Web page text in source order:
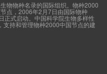
物物种名录的国际组织。物种2000
点，2006年2月7日由国际物种
式启动。中国科学院生物多样性
持和管理物种2000中国节点的建